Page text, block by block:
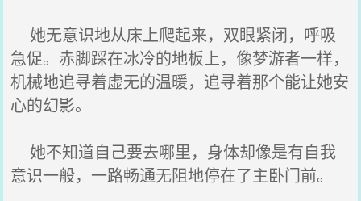
她无意识地从床上爬起来，双眼紧闭，呼吸
急促。赤脚踩在冰冷的地板上，像梦游者一样，
机械地追寻着虚无的温暖，追寻着那个能让她安
心的幻影。
她不知道自己要去哪里，身体却像是有自我
意识一般，一路畅通无阻地停在了主卧门前。